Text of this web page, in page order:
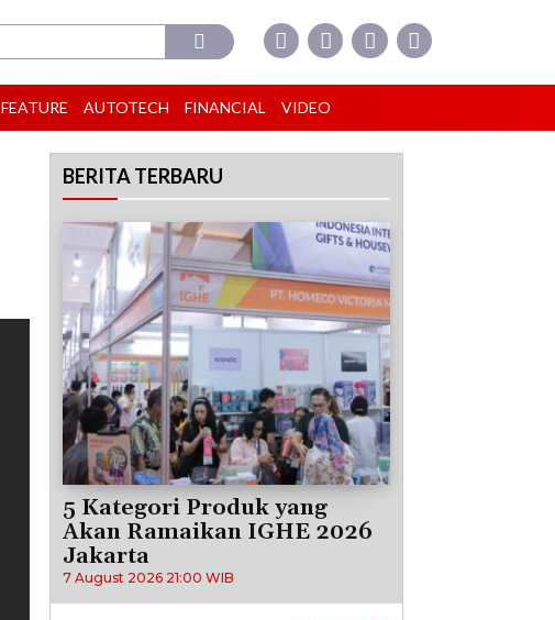
FEATURE AUTOTECH FINANCIAL VIDEO
BERITA TERBARU
5 Kategori Produk yang
Akan Ramaikan IGHE 2026
Jakarta
7 August 2026 21:00 WIB